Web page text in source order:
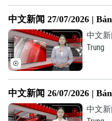
中文新闻 27/07/2026 |
中文新
Trung
中文新闻 26/07/2026 |
中文新